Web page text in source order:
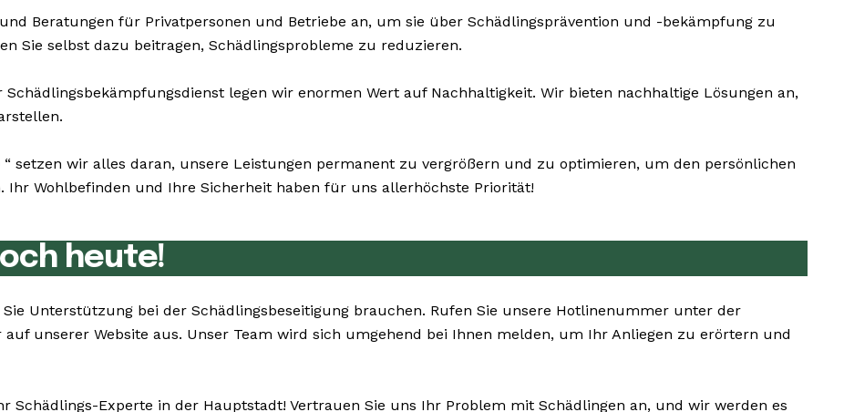
Beratungen für Privatpersonen und Betriebe an, um sie über Schädlingsprävention und -bekämpfung zu
Sie selbst dazu beitragen, Schädlingsprobleme zu reduzieren.
legen wir enormen Wert auf Nachhaltigkeit. Wir bieten nachhaltige Lösungen an,
“ setzen wir alles daran, unsere Leistungen permanent zu vergrößern und zu optimieren, um den persönlichen
Wohlbefinden und Ihre Sicherheit haben für uns allerhöchste Priorität!
heute!
Unterstützung bei der Schädlingsbeseitigung brauchen. Rufen Sie unsere Hotlinenummer unter der
unserer Website aus. Unser Team wird sich umgehend bei Ihnen melden, um Ihr Anliegen zu erörtern und
Schädlings-Experte in der Hauptstadt! Vertrauen Sie uns Ihr Problem mit Schädlingen an, und wir werden es